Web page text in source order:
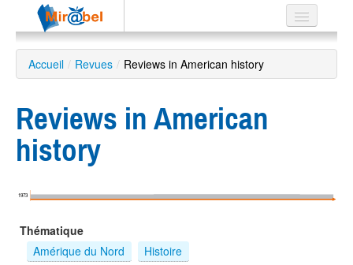
Le réseau
Soutien
Listes
Recherche
EN
ES
Accueil / Revues / Reviews in American history
Reviews in American
history
1973
Thématique
Amérique du Nord
Histoire